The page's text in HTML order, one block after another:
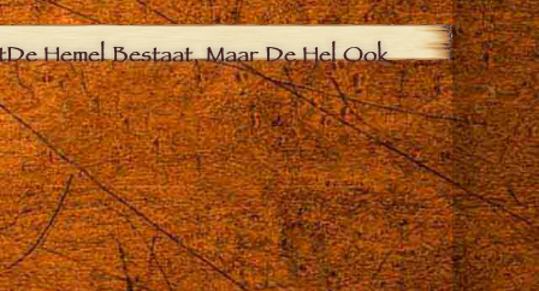
De Hemel Bestaat, Maar De Hel Ook